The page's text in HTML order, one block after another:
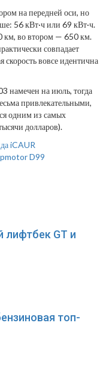
на передней оси, но
56 кВт·ч или 69 кВт·ч.
км, во втором — 650 км.
совпадает
вовсе идентична
намечен на июль, тогда
привлекательными,
одним из самых
долларов).
iCAUR
D99
лифтбек GT и
топ-